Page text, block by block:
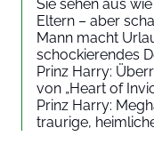
Sie sehen aus
Eltern – aber
Mann macht
schockierendes
Prinz Harry:
von „Heart of
Prinz Harry:
traurige,